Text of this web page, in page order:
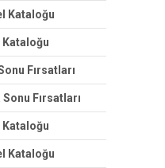
Kataloğu
Kataloğu
Fırsatları
Fırsatları
Kataloğu
Kataloğu